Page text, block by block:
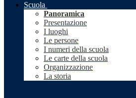
Scuola
Panoramica
Presentazione
I luoghi
Le persone
I numeri della scuola
Le carte della scuola
Organizzazione
La storia